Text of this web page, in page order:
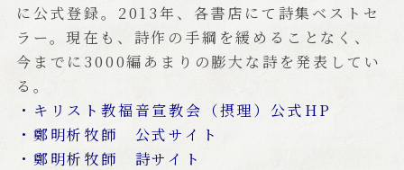
に公式登録。2013年、各書店にて詩集ベストセ
ラー。現在も、詩作の手綱を緩めることなく、
今までに3000編あまりの膨大な詩を発表してい
る。
・キリスト教福音宣教会（摂理）公式HP
・鄭明析牧師 公式サイト
・鄭明析牧師 詩サイト